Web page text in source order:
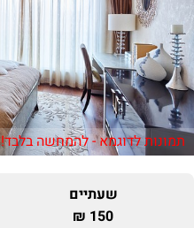
תמונות לדוגמא - להמחשה בלבד!
שעתיים
150 ₪